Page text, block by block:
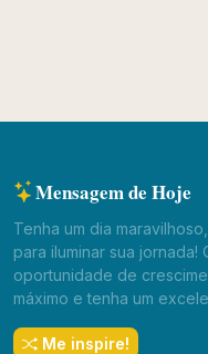
Mensagem de Hoje
Tenha um dia
para iluminar sua jornada!
oportunidade de
máximo e tenha um
Me inspire!